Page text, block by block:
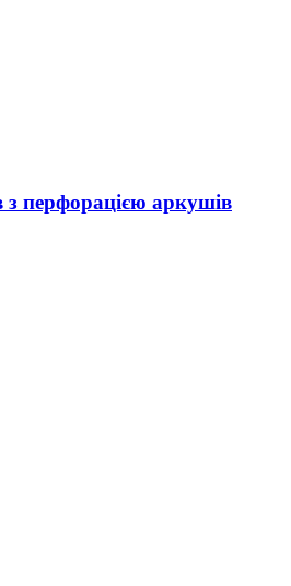
з перфорацією аркушів